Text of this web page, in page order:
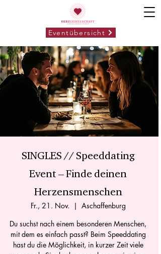
Eventübersicht
SINGLES // Speeddating
Event – Finde deinen
Herzensmenschen
Fr., 21. Nov.
  |
Aschaffenburg
Du suchst nach einem besonderen Menschen,
mit dem es einfach passt? Beim Speeddating
hast du die Möglichkeit, in kurzer Zeit viele